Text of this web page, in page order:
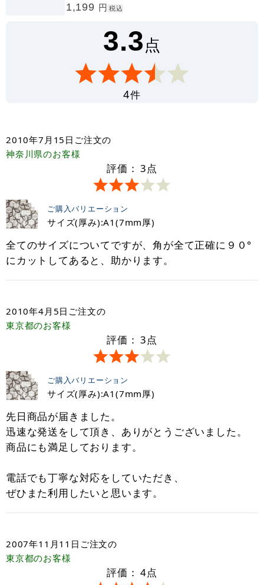
1,199 円 税込
3.3点
4件
2010年7月15日 ご注文の
神奈川県のお客様
評価： 3点
ご購入バリエーション
サイズ(厚み):A1(7mm厚)
全てのサイズについてですが、角が全て正確に９０°
にカットしてあると、助かります。
2010年4月5日 ご注文の
東京都のお客様
評価： 3点
ご購入バリエーション
サイズ(厚み):A1(7mm厚)
先日商品が届きました。
迅速な発送をして頂き、ありがとうございました。
商品にも満足しております。
電話でも丁寧な対応をしていただき、
ぜひまた利用したいと思います。
2007年11月11日 ご注文の
東京都のお客様
評価： 4点